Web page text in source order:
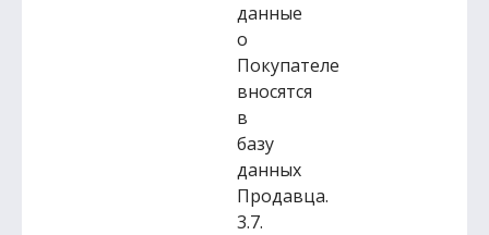
данные
о
Покупателе
вносятся
в
базу
данных
Продавца.
3.7.